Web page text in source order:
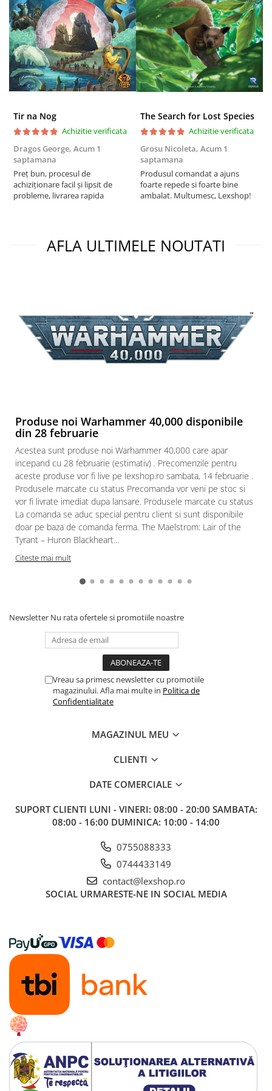
Puzzle 4000 piese
Puzzle 500 piese
4D Cityscape Time Puzzle
Puzzle 180 piese
Puzzle 12 piese
Educative
Puzzle 300 piese
Puzzle
Puzzle 70 piese
Puzzle cu 100 piese
Puzzle 2 in 1
Puzzle 150 piese
Puzzle 1000 piese fluorescent
Puzzle din lemn
Puzzle-uri metalice si logice
Puzzle 3 in 1
Puzzle 350 piese
Puzzle 275 piese
Puzzle 550 piese
Warhammer
Warhammer 40K
Age of Sigmar
Paints & Tools
Accesorii
Marvel Univers
Anime
Figurine NECA
Figurine
Altele
Screens
Nolzur
Premium
Board games
Harti
Teren
Tir na Nog
Achizitie verificata
Dragos George, Acum 1
saptamana
Preț bun, procesul de
achiziționare facil și lipsit de
probleme, livrarea rapida
The Search for Lost Species
Achizitie verificata
Grosu Nicoleta, Acum 1
saptamana
Produsul comandat a ajuns
foarte repede si foarte bine
ambalat. Multumesc, Lexshop!
AFLA ULTIMELE NOUTATI
Produse noi Warhammer 40,000 disponibile
din 28 februarie
Acestea sunt produse noi Warhammer 40,000 care apar
incepand cu 28 februarie (estimativ) . Precomenzile pentru
aceste produse vor fi live pe lexshop.ro sambata, 14 februarie .
Produsele marcate cu status Precomanda vor veni pe stoc si
vor fi livrate imediat dupa lansare. Produsele marcate cu status
La comanda se aduc special pentru client si sunt disponibile
doar pe baza de comanda ferma. The Maelstrom: Lair of the
Tyrant – Huron Blackheart...
Citeste mai mult
Newsletter Nu rata ofertele si promotiile noastre
Vreau sa primesc newsletter cu promotiile
magazinului. Afla mai multe in Politica de
Confidentialitate
MAGAZINUL MEU
CLIENTI
DATE COMERCIALE
SUPORT CLIENTI LUNI - VINERI: 08:00 - 20:00 SAMBATA:
08:00 - 16:00 DUMINICA: 10:00 - 14:00
0755088333
0744433149
contact@lexshop.ro
SOCIAL URMARESTE-NE IN SOCIAL MEDIA